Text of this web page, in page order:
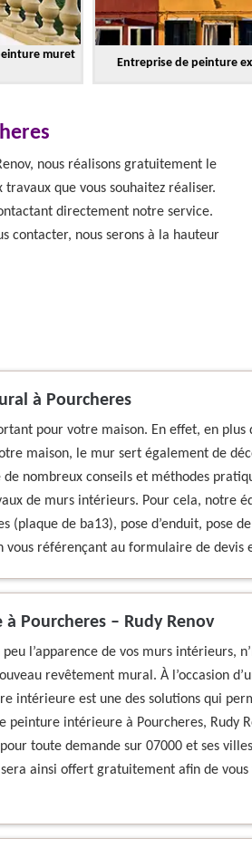
muret
Entreprise de peinture
nous réalisons gratuitement le
que vous souhaitez réaliser.
directement notre service.
contacter, nous serons à la hauteur
à Pourcheres
pour votre maison. En effet, en plus
maison, le mur sert également de
de nombreux conseils et méthodes
de murs intérieurs. Pour cela, notre
(plaque de ba13), pose d’enduit, pose
référençant au formulaire de devis
Pourcheres – Rudy Renov
l’apparence de vos murs intérieurs,
revêtement mural. À l’occasion
intérieure est une des solutions qui
peinture intérieure à Pourcheres, Rudy
toute demande sur 07000 et ses
ainsi offert gratuitement afin de